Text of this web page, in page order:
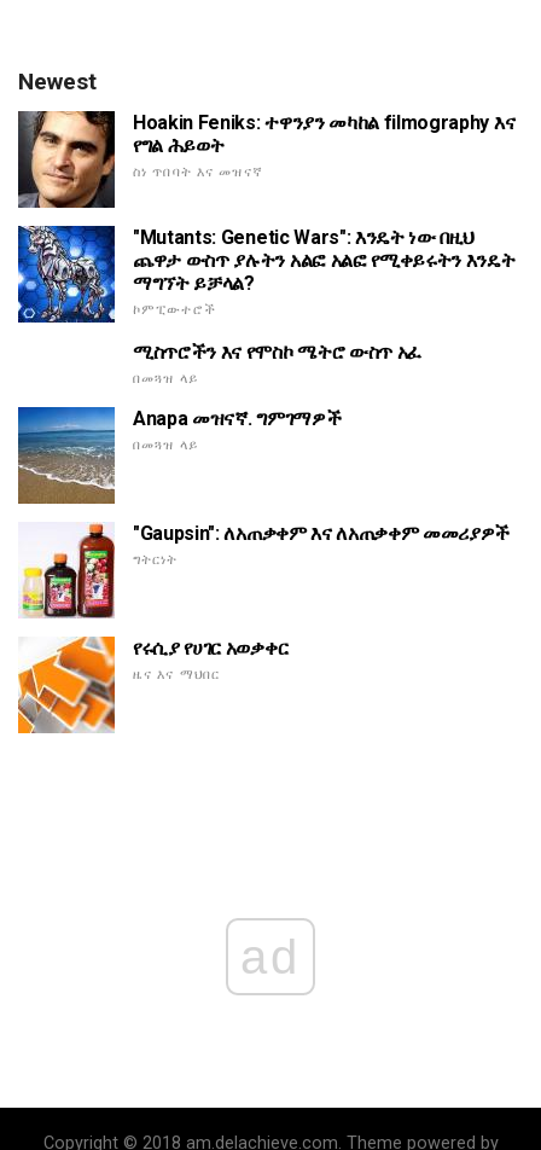
Newest
Hoakin Feniks: ተዋንያን መካከል filmography እና
የግል ሕይወት
ስነ ጥበባት እና መዝናኛ
"Mutants: Genetic Wars": እንዴት ነው በዚህ
ጨዋታ ውስጥ ያሉትን አልፎ አልፎ የሚቀይሩትን እንዴት
ማግኘት ይቻላል?
ኮምፒውተሮች
ሚስጥሮችን እና የሞስኮ ሜትሮ ውስጥ አፈ
በመጓዝ ላይ
Anapa መዝናኛ. ግምገማዎች
በመጓዝ ላይ
"Gaupsin": ለአጠቃቀም እና ለአጠቃቀም መመሪያዎች
ግትርነት
የሩሲያ የሀገር አወቃቀር
ዜና እና ማህበር
ad
Copyright © 2018 am.delachieve.com. Theme powered by